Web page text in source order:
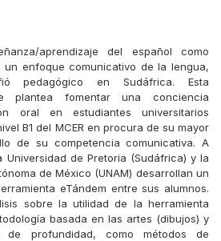
aprendizaje del español como
enfoque comunicativo de la lengua,
pedagógico en Sudáfrica. Esta
plantea fomentar una conciencia
oral en estudiantes universitarios
B1 del MCER en procura de su mayor
de su competencia comunicativa. A
de Pretoria (Sudáfrica) y la
de México (UNAM) desarrollan un
eTándem entre sus alumnos.
sobre la utilidad de la herramienta
basada en las artes (dibujos) y
de profundidad, como métodos de